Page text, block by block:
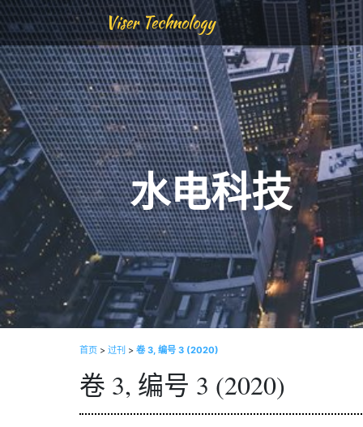
Viser Technology
水电科技
首页 > 过刊 > 卷 3, 编号 3 (2020)
卷 3, 编号 3 (2020)